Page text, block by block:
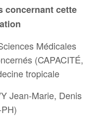
concernant cette
Médicales
(CAPACITÉ,
tropicale
Jean-Marie, Denis